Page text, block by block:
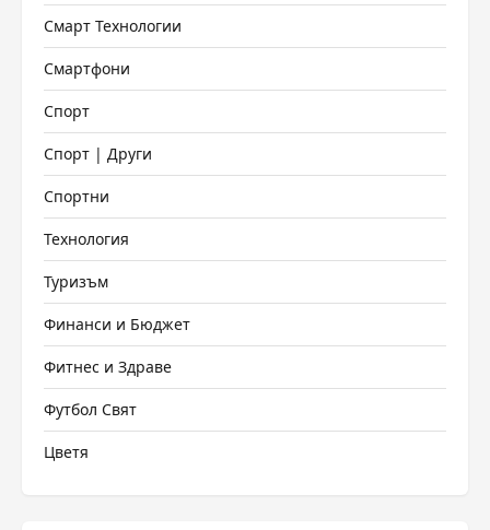
Смарт Технологии
Смартфони
Спорт
Спорт | Други
Спортни
Технология
Туризъм
Финанси и Бюджет
Фитнес и Здраве
Футбол Свят
Цветя